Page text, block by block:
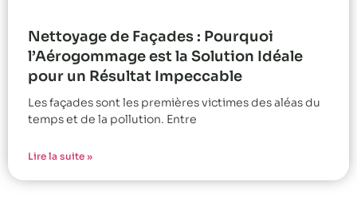
Nettoyage de Façades : Pourquoi
l’Aérogommage est la Solution Idéale
pour un Résultat Impeccable
Les façades sont les premières victimes des aléas du
temps et de la pollution. Entre
Lire la suite »